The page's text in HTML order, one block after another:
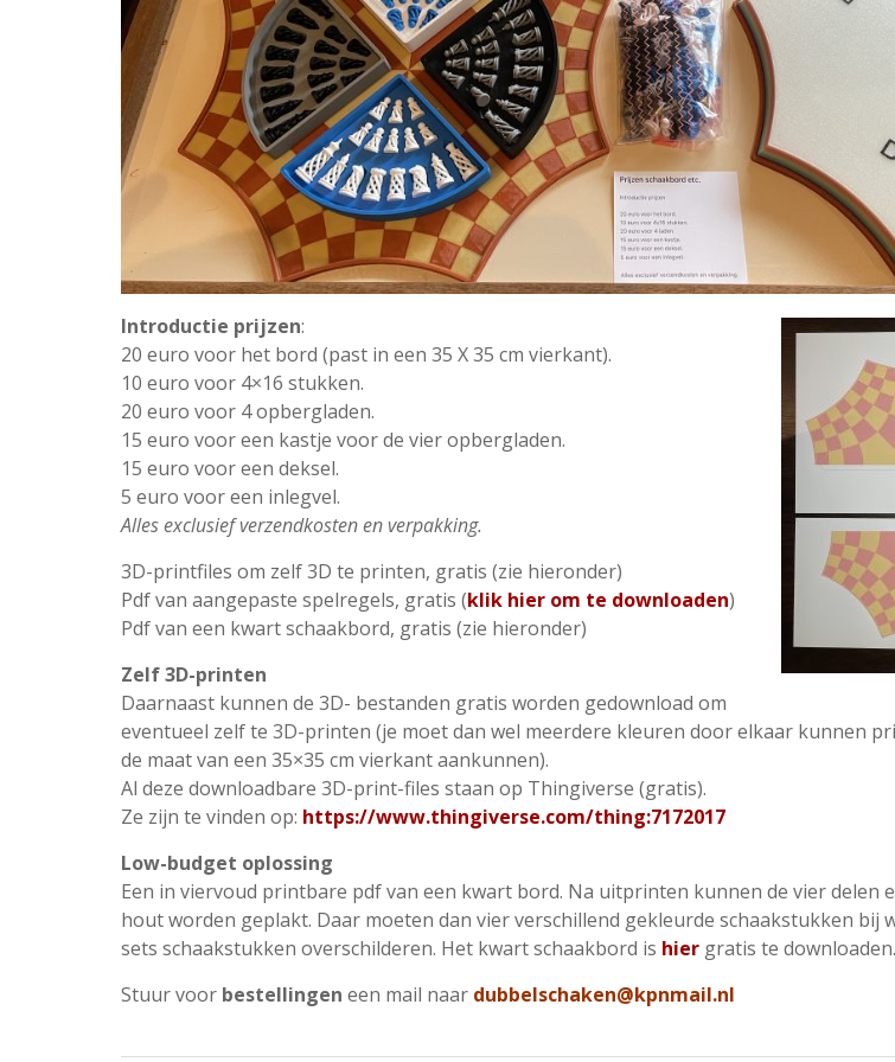
Introductie prijzen:
20 euro voor het bord (past in een 35 X 35 cm vierkant).
10 euro voor 4×16 stukken.
20 euro voor 4 opbergladen.
15 euro voor een kastje voor de vier opbergladen.
15 euro voor een deksel.
5 euro voor een inlegvel.
Alles exclusief verzendkosten en verpakking.
3D-printfiles om zelf 3D te printen, gratis (zie hieronder)
Pdf van aangepaste spelregels, gratis (klik hier om te downloaden)
Pdf van een kwart schaakbord, gratis (zie hieronder)
Zelf 3D-printen
Daarnaast kunnen de 3D- bestanden gratis worden gedownload om
eventueel zelf te 3D-printen (je moet dan wel meerdere kleuren door elkaar kunnen
de maat van een 35×35 cm vierkant aankunnen).
Al deze downloadbare 3D-print-files staan op Thingiverse (gratis).
Ze zijn te vinden op: https://www.thingiverse.com/thing:7172017
Low-budget oplossing
Een in viervoud printbare pdf van een kwart bord. Na uitprinten kunnen de vier delen
hout worden geplakt. Daar moeten dan vier verschillend gekleurde schaakstukken bij
sets schaakstukken overschilderen. Het kwart schaakbord is hier gratis te downloaden.
Stuur voor bestellingen een mail naar dubbelschaken@kpnmail.nl